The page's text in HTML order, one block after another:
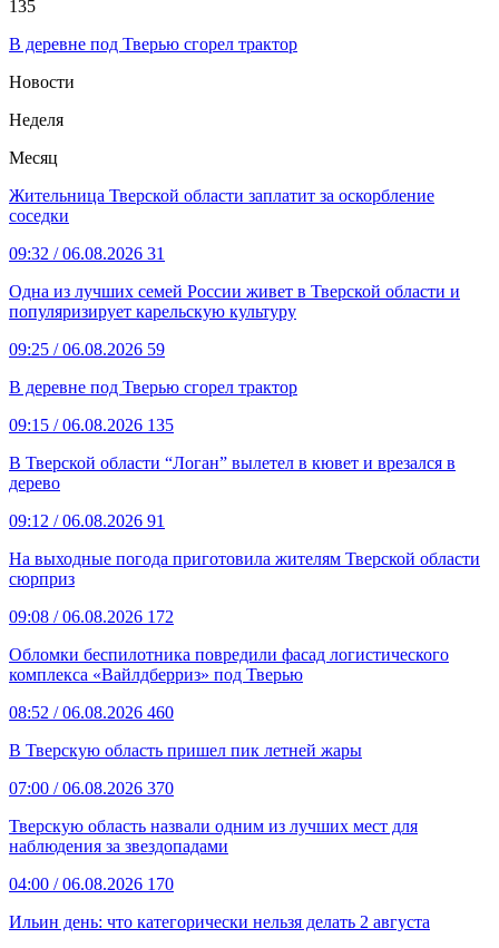
135
В деревне под Тверью сгорел трактор
Новости
Неделя
Месяц
Жительница Тверской области заплатит за оскорбление
соседки
09:32 / 06.08.2026 31
Одна из лучших семей России живет в Тверской области и
популяризирует карельскую культуру
09:25 / 06.08.2026 59
В деревне под Тверью сгорел трактор
09:15 / 06.08.2026 135
В Тверской области “Логан” вылетел в кювет и врезался в
дерево
09:12 / 06.08.2026 91
На выходные погода приготовила жителям Тверской области
сюрприз
09:08 / 06.08.2026 172
Обломки беспилотника повредили фасад логистического
комплекса «Вайлдберриз» под Тверью
08:52 / 06.08.2026 460
В Тверскую область пришел пик летней жары
07:00 / 06.08.2026 370
Тверскую область назвали одним из лучших мест для
наблюдения за звездопадами
04:00 / 06.08.2026 170
Ильин день: что категорически нельзя делать 2 августа